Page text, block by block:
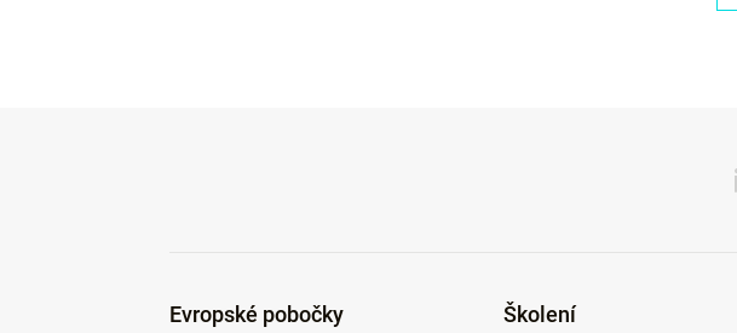
Evropské pobočky Školení